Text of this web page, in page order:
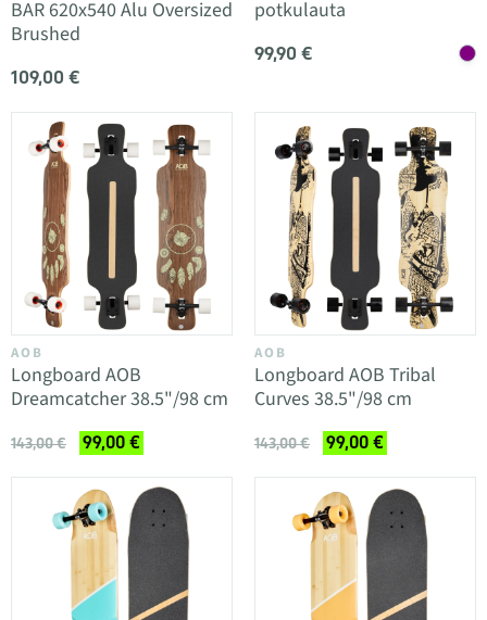
BAR 620x540 Alu Oversized
Brushed
109,00 €
potkulauta
99,90 €
AOB
Longboard AOB
Dreamcatcher 38.5"/98 cm
143,00 € 99,00 €
AOB
Longboard AOB Tribal
Curves 38.5"/98 cm
143,00 € 99,00 €